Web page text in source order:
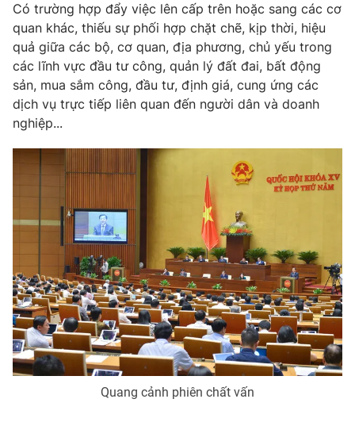
Emagazine Podcast
Photo Infographic
Video
VTV Money VTV Thể thao
VTV Sức khoẻ Bất động sản
Thị trường 24h Tấm lòng Việt
VTV4 Vươn mình bằng AI
VTV9 VTV8
Liên hệ tòa soạn English
Có trường hợp đẩy việc lên cấp trên hoặc sang các cơ
quan khác, thiếu sự phối hợp chặt chẽ, kịp thời, hiệu
quả giữa các bộ, cơ quan, địa phương, chủ yếu trong
các lĩnh vực đầu tư công, quản lý đất đai, bất động
sản, mua sắm công, đầu tư, định giá, cung ứng các
dịch vụ trực tiếp liên quan đến người dân và doanh
nghiệp...
Quang cảnh phiên chất vấn